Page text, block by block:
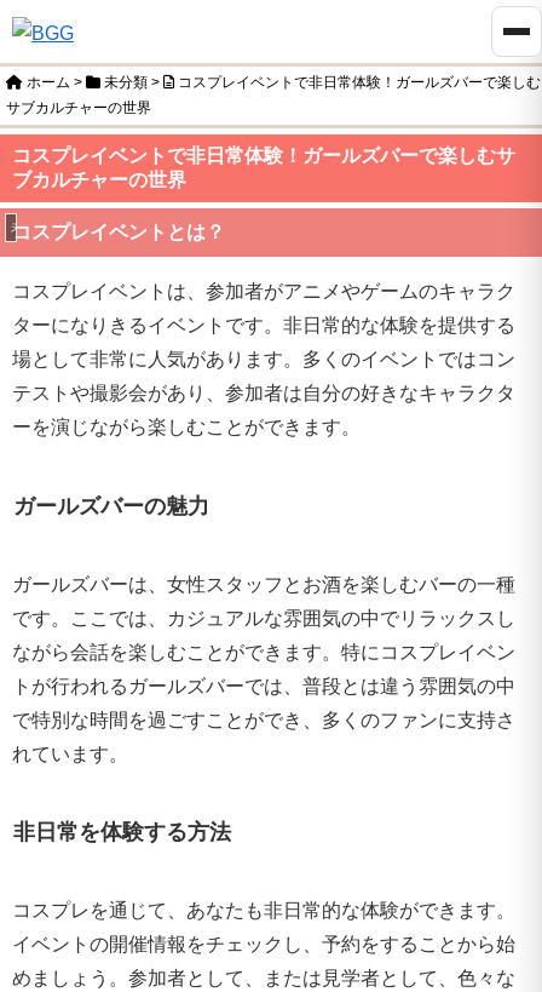
ホーム > 未分類 >
コスプレイベントで非日常体験！ガールズバーで楽しむ
サブカルチャーの世界
コスプレイベントで非日常体験！ガールズバーで楽しむサ
ブカルチャーの世界
未分類
コスプレイベントとは？
コスプレイベントは、参加者がアニメやゲームのキャラク
ターになりきるイベントです。非日常的な体験を提供する
場として非常に人気があります。多くのイベントではコン
テストや撮影会があり、参加者は自分の好きなキャラクタ
ーを演じながら楽しむことができます。
ガールズバーの魅力
ガールズバーは、女性スタッフとお酒を楽しむバーの一種
です。ここでは、カジュアルな雰囲気の中でリラックスし
ながら会話を楽しむことができます。特にコスプレイベン
トが行われるガールズバーでは、普段とは違う雰囲気の中
で特別な時間を過ごすことができ、多くのファンに支持さ
れています。
非日常を体験する方法
コスプレを通じて、あなたも非日常的な体験ができます。
イベントの開催情報をチェックし、予約をすることから始
めましょう。参加者として、または見学者として、色々な